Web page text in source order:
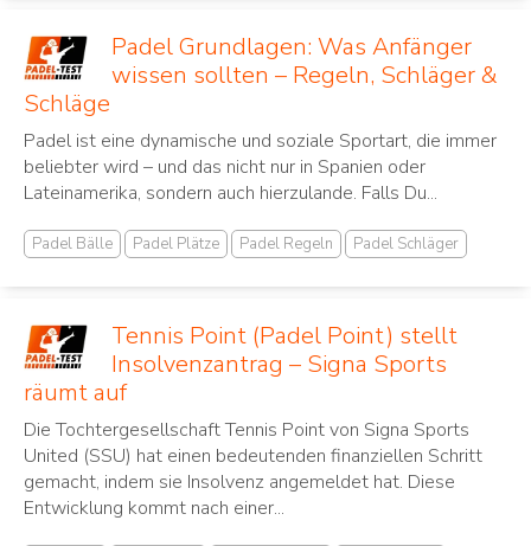
Padel Grundlagen: Was Anfänger
wissen sollten – Regeln, Schläger &
Schläge
Padel ist eine dynamische und soziale Sportart, die immer
beliebter wird – und das nicht nur in Spanien oder
Lateinamerika, sondern auch hierzulande. Falls Du...
Padel Bälle Padel Plätze Padel Regeln Padel Schläger
Tennis Point (Padel Point) stellt
Insolvenzantrag – Signa Sports
räumt auf
Die Tochtergesellschaft Tennis Point von Signa Sports
United (SSU) hat einen bedeutenden finanziellen Schritt
gemacht, indem sie Insolvenz angemeldet hat. Diese
Entwicklung kommt nach einer...